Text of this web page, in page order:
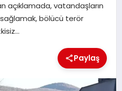
açıklamada, vatandaşların
bölücü terör
Paylaş